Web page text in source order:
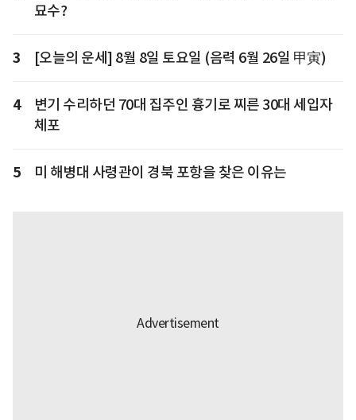
묘수?
3 [오늘의 운세] 8월 8일 토요일 (음력 6월 26일 甲寅)
4
변기 수리하던 70대 집주인 흉기로 찌른 30대 세입자
체포
5 미 해병대 사령관이 경북 포항을 찾은 이유는